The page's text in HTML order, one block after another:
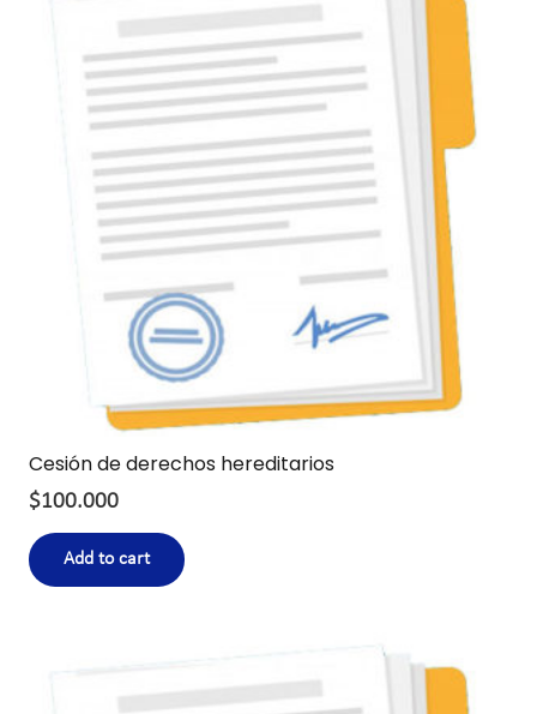
Cesión de derechos hereditarios
$100.000
Add to cart